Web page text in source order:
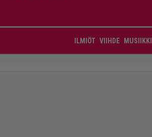
ILMIÖT VIIHDE MUSIIKKI